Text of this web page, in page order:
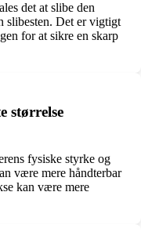
det at slibe den
slibesten. Det er vigtigt
for at sikre en skarp
størrelse
fysiske styrke og
være mere håndterbar
kan være mere